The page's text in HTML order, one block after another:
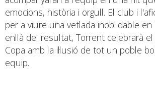
emocions, història i orgull. El club i
per a viure una vetlada inoblidable
enllà del resultat, Torrent celebrarà
Copa amb la il·lusió de tot un poble
equip.